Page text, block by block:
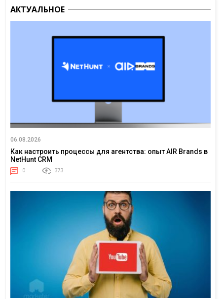
АКТУАЛЬНОЕ
06.08.2026
Как настроить процессы для агентства: опыт AIR Brands в
NetHunt CRM
0 373